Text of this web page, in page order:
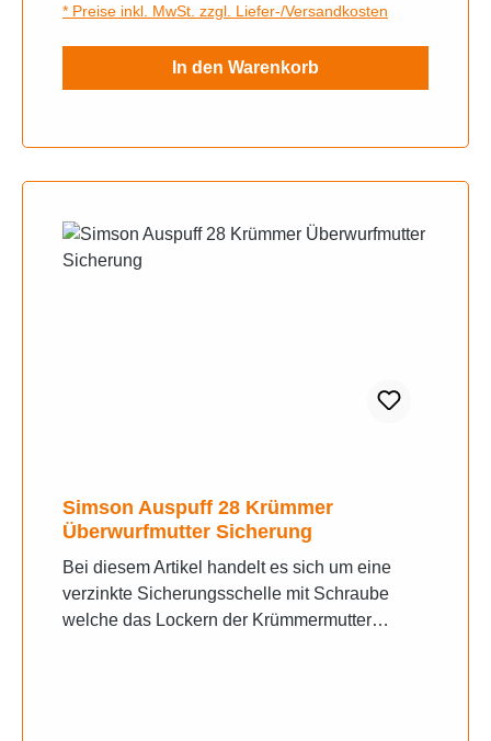
* Preise inkl. MwSt. zzgl. Liefer-/Versandkosten
In den Warenkorb
Simson Auspuff 28 Krümmer
Überwurfmutter Sicherung
Bei diesem Artikel handelt es sich um eine
verzinkte Sicherungsschelle mit Schraube
welche das Lockern der Krümmermutter